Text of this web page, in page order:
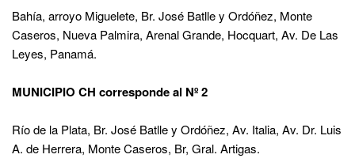
Bahía, arroyo Miguelete, Br. José Batlle y Ordóñez, Monte
Caseros, Nueva Palmira, Arenal Grande, Hocquart, Av. De Las
Leyes, Panamá.
MUNICIPIO CH corresponde al Nº 2
Río de la Plata, Br. José Batlle y Ordóñez, Av. Italia, Av. Dr. Luis
A. de Herrera, Monte Caseros, Br, Gral. Artigas.